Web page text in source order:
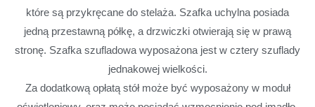
które są przykręcane do stelaża. Szafka uchylna posiada
jedną przestawną półkę, a drzwiczki otwierają się w prawą
stronę. Szafka szufladowa wyposażona jest w cztery szuflady
jednakowej wielkości.
Za dodatkową opłatą stół może być wyposażony w moduł